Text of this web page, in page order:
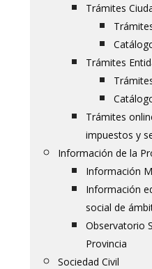
Trámites
Trámites
Trámites
impuestos y
Información de la
Información
Información
social de
Observatorio
Provincia
Sociedad Civil